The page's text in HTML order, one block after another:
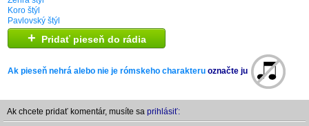
Koro štýl
Pavlovský štýl
+ Pridať pieseň do rádia
Ak pieseň nehrá alebo nie je rómskeho charakteru označte ju
Ak chcete pridať komentár, musíte sa prihlásiť: